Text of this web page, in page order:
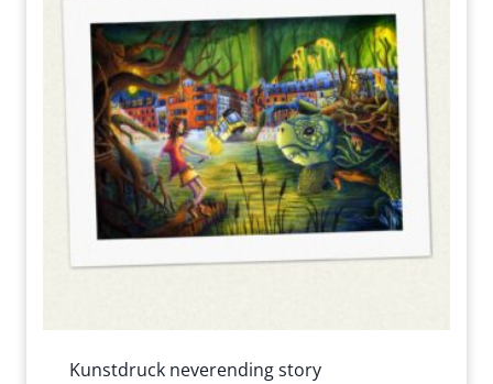
Kunstdruck neverending story